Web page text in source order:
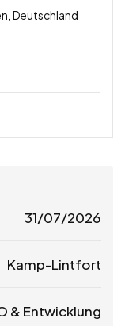
Deutschland
31/07/2026
Kamp-Lintfort
& Entwicklung